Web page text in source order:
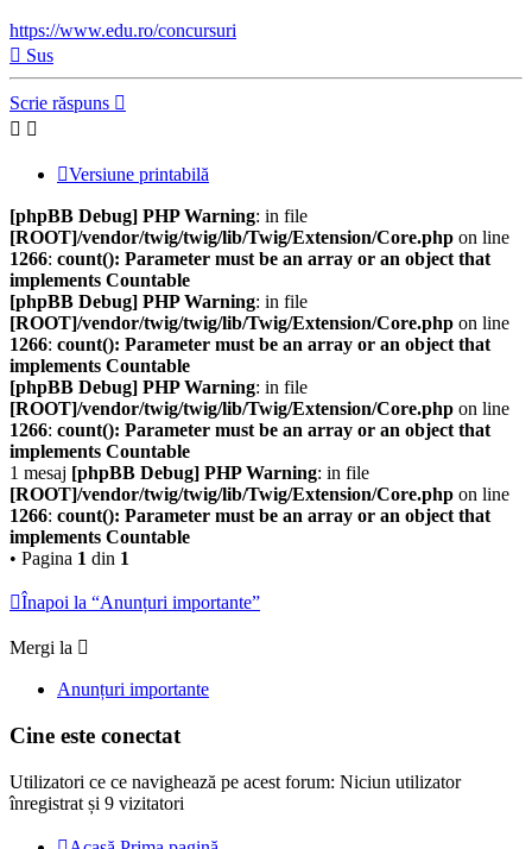
https://www.edu.ro/concursuri
Sus
Scrie răspuns
Versiune printabilă
[phpBB Debug] PHP Warning: in file
[ROOT]/vendor/twig/twig/lib/Twig/Extension/Core.php on line
1266: count(): Parameter must be an array or an object that
implements Countable
[phpBB Debug] PHP Warning: in file
[ROOT]/vendor/twig/twig/lib/Twig/Extension/Core.php on line
1266: count(): Parameter must be an array or an object that
implements Countable
[phpBB Debug] PHP Warning: in file
[ROOT]/vendor/twig/twig/lib/Twig/Extension/Core.php on line
1266: count(): Parameter must be an array or an object that
implements Countable
1 mesaj [phpBB Debug] PHP Warning: in file
[ROOT]/vendor/twig/twig/lib/Twig/Extension/Core.php on line
1266: count(): Parameter must be an array or an object that
implements Countable
• Pagina 1 din 1
Înapoi la “Anunțuri importante”
Mergi la
Anunțuri importante
Cine este conectat
Utilizatori ce ce navighează pe acest forum: Niciun utilizator
înregistrat și 9 vizitatori